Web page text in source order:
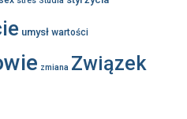
umysł wartości
zmiana Związek